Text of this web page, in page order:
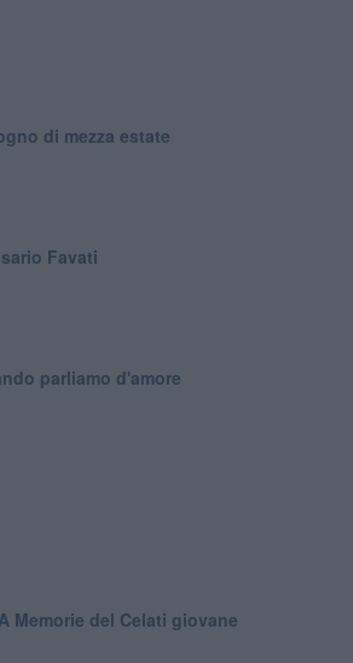
di mezza estate
Favati
parliamo d'amore
Memorie del Celati giovane